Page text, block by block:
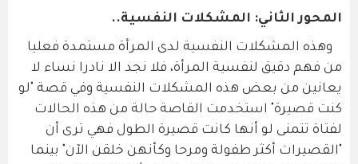
المحور الثاني: المشكلات النفسية..
وهذه المشكلات النفسية لدى المرأة مستمدة فعليا
من فهم دقيق لنفسية المرأة، فلا نجد الا نادرا نساء لا
يعانين من بعض هذه المشكلات النفسية وفي قصة "لو
كنت قصيرة" استخدمت القاصة حالة من هذه الحالات
لفتاة تتمنى لو أنها كانت قصيرة الطول فهي ترى أن
"القصيرات أكثر طفولة ومرحا وكأنهن خلقن الآن" بينما